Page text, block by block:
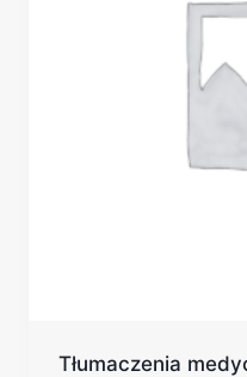
Tłumaczenia